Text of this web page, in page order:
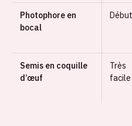
Photophore en
bocal
Semis en coquille
d’œuf
Très
facile